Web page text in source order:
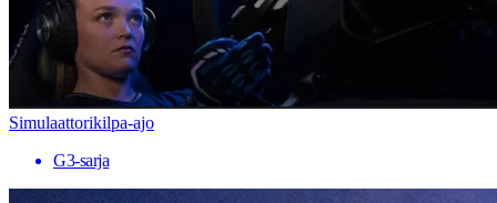
Simulaattorikilpa-ajo
G3-sarja